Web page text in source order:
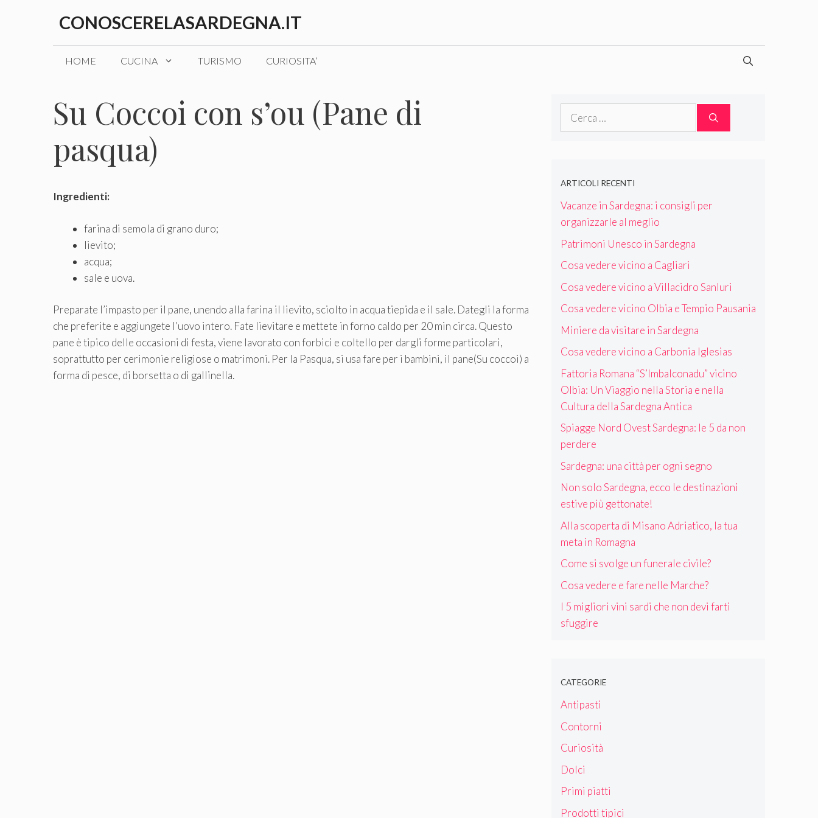
CONOSCERELASARDEGNA.IT
HOME CUCINA TURISMO CURIOSITA’
Su Coccoi con s’ou (Pane di
pasqua)
Ingredienti:
farina di semola di grano duro;
lievito;
acqua;
sale e uova.
Preparate l’impasto per il pane, unendo alla farina il lievito, sciolto in acqua tiepida e il sale. Dategli la forma
che preferite e aggiungete l’uovo intero. Fate lievitare e mettete in forno caldo per 20 min circa. Questo
pane è tipico delle occasioni di festa, viene lavorato con forbici e coltello per dargli forme particolari,
soprattutto per cerimonie religiose o matrimoni. Per la Pasqua, si usa fare per i bambini, il pane(Su coccoi) a
forma di pesce, di borsetta o di gallinella.
Ricerca
ARTICOLI RECENTI
Vacanze in Sardegna: i consigli per
organizzarle al meglio
Patrimoni Unesco in Sardegna
Cosa vedere vicino a Cagliari
Cosa vedere vicino a Villacidro Sanluri
Cosa vedere vicino Olbia e Tempio Pausania
Miniere da visitare in Sardegna
Cosa vedere vicino a Carbonia Iglesias
Fattoria Romana “S’Imbalconadu” vicino
Olbia: Un Viaggio nella Storia e nella
Cultura della Sardegna Antica
Spiagge Nord Ovest Sardegna: le 5 da non
perdere
Sardegna: una città per ogni segno
Non solo Sardegna, ecco le destinazioni
estive più gettonate!
Alla scoperta di Misano Adriatico, la tua
meta in Romagna
Come si svolge un funerale civile?
Cosa vedere e fare nelle Marche?
I 5 migliori vini sardi che non devi farti
sfuggire
CATEGORIE
Antipasti
Contorni
Curiosità
Dolci
Primi piatti
Prodotti tipici